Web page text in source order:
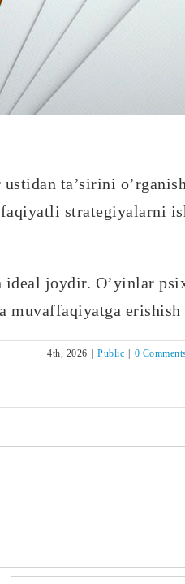
ta’sirini
strategiyalarni
joydir. O’yinlar
erishish
| Public | 0